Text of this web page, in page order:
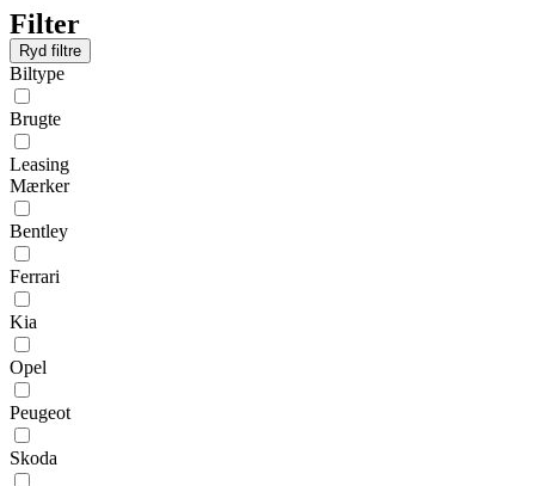
Filter
Ryd filtre
Biltype
Brugte
Leasing
Mærker
Bentley
Ferrari
Kia
Opel
Peugeot
Skoda